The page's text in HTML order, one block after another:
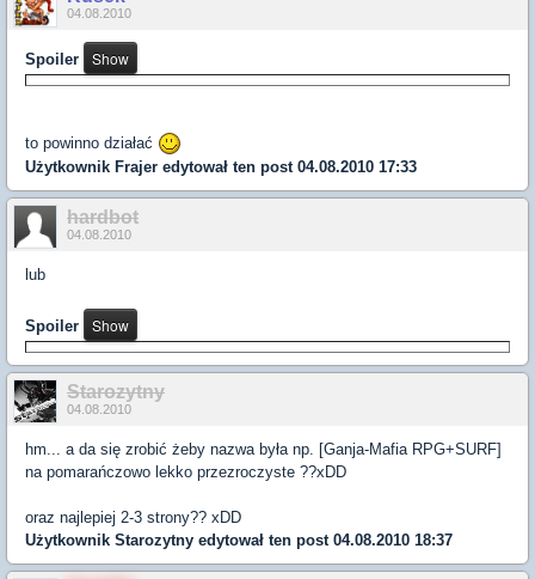
04.08.2010
Spoiler
to powinno działać
Użytkownik Frajer edytował ten post 04.08.2010 17:33
hardbot
04.08.2010
lub
Spoiler
Starozytny
04.08.2010
hm... a da się zrobić żeby nazwa była np. [Ganja-Mafia RPG+SURF]
na pomarańczowo lekko przezroczyste ??xDD
oraz najlepiej 2-3 strony?? xDD
Użytkownik Starozytny edytował ten post 04.08.2010 18:37